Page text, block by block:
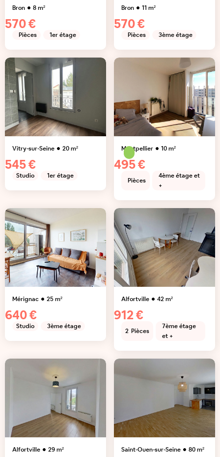
Bron 8m²
570 €
Pièces 1er étage
Bron 11 m²
570 €
Pièces 3ème étage
Vitry-sur-Seine 20m²
545 €
Studio 1er étage
Montpellier 10m²
495 €
Pièces
4ème étage et
+
Mérignac 25m²
640 €
Studio 3ème étage
Alfortville 42m²
912 €
2 Pièces
7ème étage
et +
Alfortville 29m² Saint-Ouen-sur-Seine 80m²